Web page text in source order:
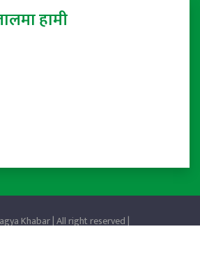
हामी
Khabar | All right reserved |